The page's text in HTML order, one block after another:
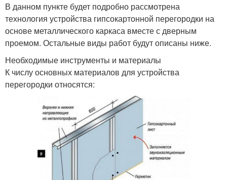
В данном пункте будет подробно рассмотрена
технология устройства гипсокартонной перегородки на
основе металлического каркаса вместе с дверным
проемом. Остальные виды работ будут описаны ниже.
Необходимые инструменты и материалы
К числу основных материалов для устройства
перегородки относятся: